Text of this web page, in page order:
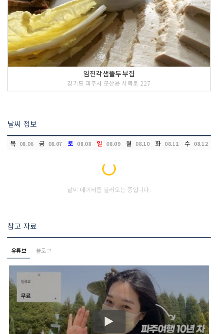
임진각샘뜰두부집
경기도 파주시 문산읍 사목로 227
날씨 정보
목 08.06 금 08.07 토 08.08 일 08.09 월 08.10 화 08.11 수 08.12
Loading...
날씨 데이터를 불러오는 중입니다.
참고 자료
유튜브 블로그